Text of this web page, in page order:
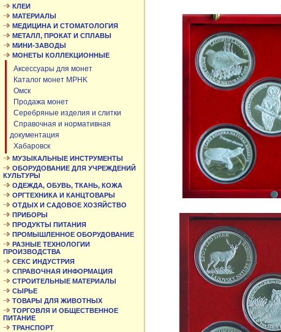
КЛЕИ
МАТЕРИАЛЫ
МЕДИЦИНА И СТОМАТОЛОГИЯ
МЕТАЛЛ, ПРОКАТ И СПЛАВЫ
МИНИ-ЗАВОДЫ
МОНЕТЫ КОЛЛЕКЦИОННЫЕ
Аксессуары для монет
Каталог монет MPHK
Омск
Продажа монет
Серебряные изделия и слитки
Справочная и нормативная
документация
Хабаровск
МУЗЫКАЛЬНЫЕ ИНСТРУМЕНТЫ
ОБОРУДОВАНИЕ ДЛЯ УЧРЕЖДЕНИЙ
КУЛЬТУРЫ
ОДЕЖДА, ОБУВЬ, ТКАНЬ, КОЖА
ОРГТЕХНИКА И КАНЦТОВАРЫ
ОТДЫХ И САДОВОЕ ХОЗЯЙСТВО
ПРИБОРЫ
ПРОДУКТЫ ПИТАНИЯ
ПРОМЫШЛЕННОЕ ОБОРУДОВАНИЕ
РАЗНЫЕ ТЕХНОЛОГИИ
ПРОИЗВОДСТВА
СЕКС ИНДУСТРИЯ
СПРАВОЧНАЯ ИНФОРМАЦИЯ
СТРОИТЕЛЬНЫЕ МАТЕРИАЛЫ
СЫРЬЕ
ТОВАРЫ ДЛЯ ЖИВОТНЫХ
ТОРГОВЛЯ И ОБЩЕСТВЕННОЕ
ПИТАНИЕ
ТРАНСПОРТ